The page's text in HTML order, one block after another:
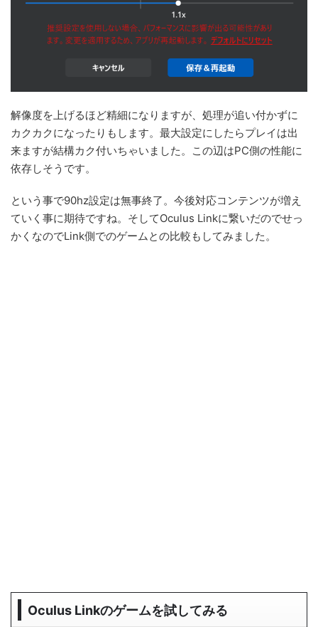
解像度を上げるほど精細になりますが、処理が追い付かずに
カクカクになったりもします。最大設定にしたらプレイは出
来ますが結構カク付いちゃいました。この辺はPC側の性能に
依存しそうです。
という事で90hz設定は無事終了。今後対応コンテンツが増え
ていく事に期待ですね。そしてOculus Linkに繋いだのでせっ
かくなのでLink側でのゲームとの比較もしてみました。
Oculus Linkのゲームを試してみる